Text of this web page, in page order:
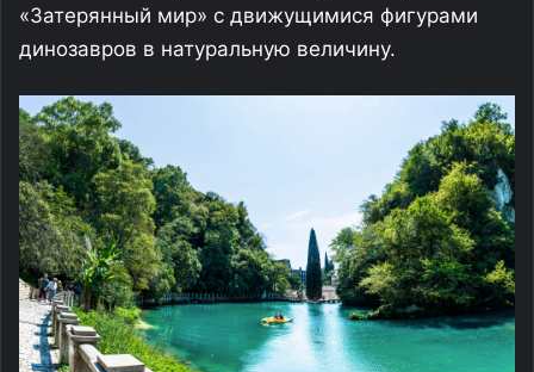
«Затерянный мир» с движущимися фигурами
динозавров в натуральную величину.